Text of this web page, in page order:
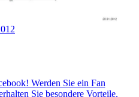
Werden Sie ein Fan
Sie besondere Vorteile.